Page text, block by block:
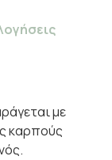
με
καρπούς